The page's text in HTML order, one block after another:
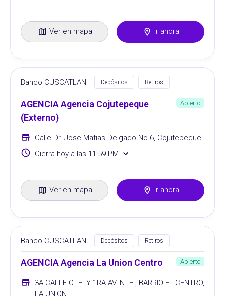
Ver en mapa Ir ahora
Banco CUSCATLAN Depósitos Retiros
AGENCIA Agencia Cojutepeque
(Externo)
Abierto
Calle Dr. Jose Matias Delgado No.6, Cojutepeque
Cierra hoy a las 11:59 PM
Ver en mapa Ir ahora
Banco CUSCATLAN Depósitos Retiros
AGENCIA Agencia La Union Centro Abierto
3A CALLE OTE. Y 1RA AV. NTE., BARRIO EL CENTRO,
LA UNION